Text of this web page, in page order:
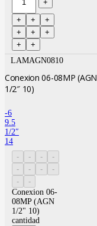
LAMAGN0810
Conexion 06-08MP (AGN
1/2″ 10)
-6
9.5
1/2″
14
Conexion 06-
08MP (AGN
1/2" 10)
cantidad